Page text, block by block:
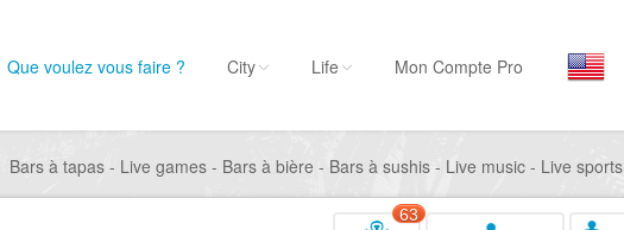
Que voulez vous faire ?
Par activité
City Life Mon Compte Pro
Bars à tapas - Live games - Bars à bière - Bars à sushis - Live music - Live sports
63